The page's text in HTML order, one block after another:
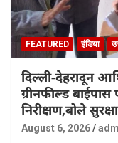
FEATURED इंडिया
दिल्ली-देहरादून
ग्रीनफील्ड
निरीक्षण,बोले
August 6, 2026